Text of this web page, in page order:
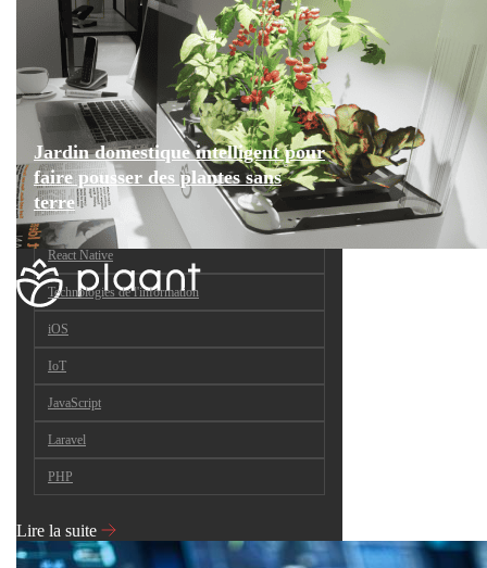
Jardin domestique intelligent pour
faire pousser des plantes sans
terre
React Native
Technologies de l'information
iOS
IoT
JavaScript
Laravel
PHP
Lire la suite